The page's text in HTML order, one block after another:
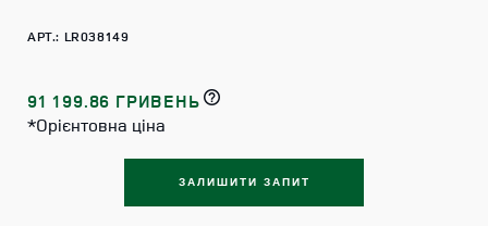
АРТ.: LR038149
91 199.86 ГРИВЕНЬ
*Орієнтовна ціна
ЗАЛИШИТИ ЗАПИТ